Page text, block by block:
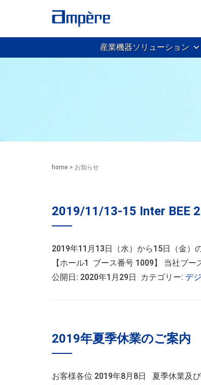
産業機器ソリューション
home > お知らせ
2019/11/13-15 Inter BEE
2019年11月13日（水）から15日（金）
【ホール1 ブース番号 1009】 当社ブ
公開日: 2020年1月29日 カテゴリー: デ
2019年夏季休業のご案内
お客様各位 2019年8月8日 夏季休業及